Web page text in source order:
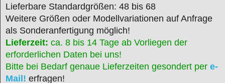
Lieferbare Standardgrößen: 48 bis 68
Weitere Größen oder Modellvariationen auf Anfrage
als Sonderanfertigung möglich!
Lieferzeit: ca. 8 bis 14 Tage ab Vorliegen der
erforderlichen Daten bei uns!
Bitte bei Bedarf genaue Lieferzeiten gesondert per e-
Mail! erfragen!